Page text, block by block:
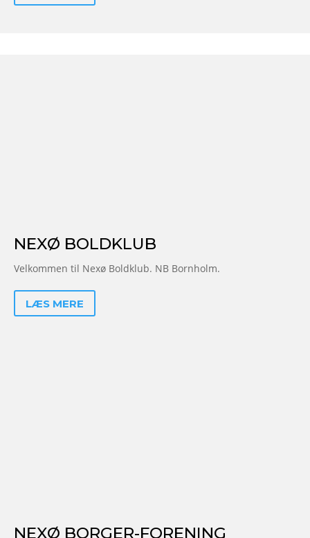
NEXØ BOLDKLUB
Velkommen til Nexø Boldklub. NB Bornholm.
LÆS MERE
NEXØ BORGER-FORENING